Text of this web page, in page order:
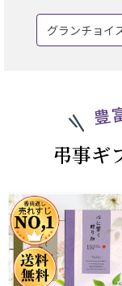
グランチョイ
弔事ギ